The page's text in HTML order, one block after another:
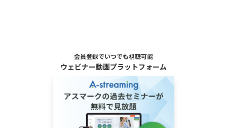
会員登録でいつでも視聴可能
ウェビナー動画プラットフォーム